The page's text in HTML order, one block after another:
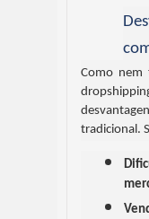
Como nem
tradicional.